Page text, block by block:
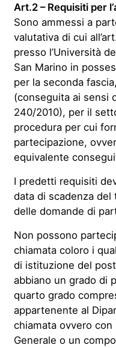
Art.2 – Requisiti per
Sono ammessi a
valutativa di cui
presso l’Università
San Marino in
per la seconda
(conseguita ai sensi
240/2010), per il
procedura per cui
partecipazione,
equivalente
I predetti requisiti
data di scadenza
delle domande di
Non possono
chiamata coloro i
di istituzione del
abbiano un grado di
quarto grado
appartenente al
chiamata ovvero
Generale o un